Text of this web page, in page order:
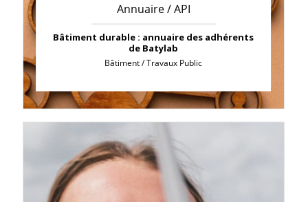
Annuaire / API
Bâtiment durable : annuaire des adhérents
de Batylab
Bâtiment / Travaux Public